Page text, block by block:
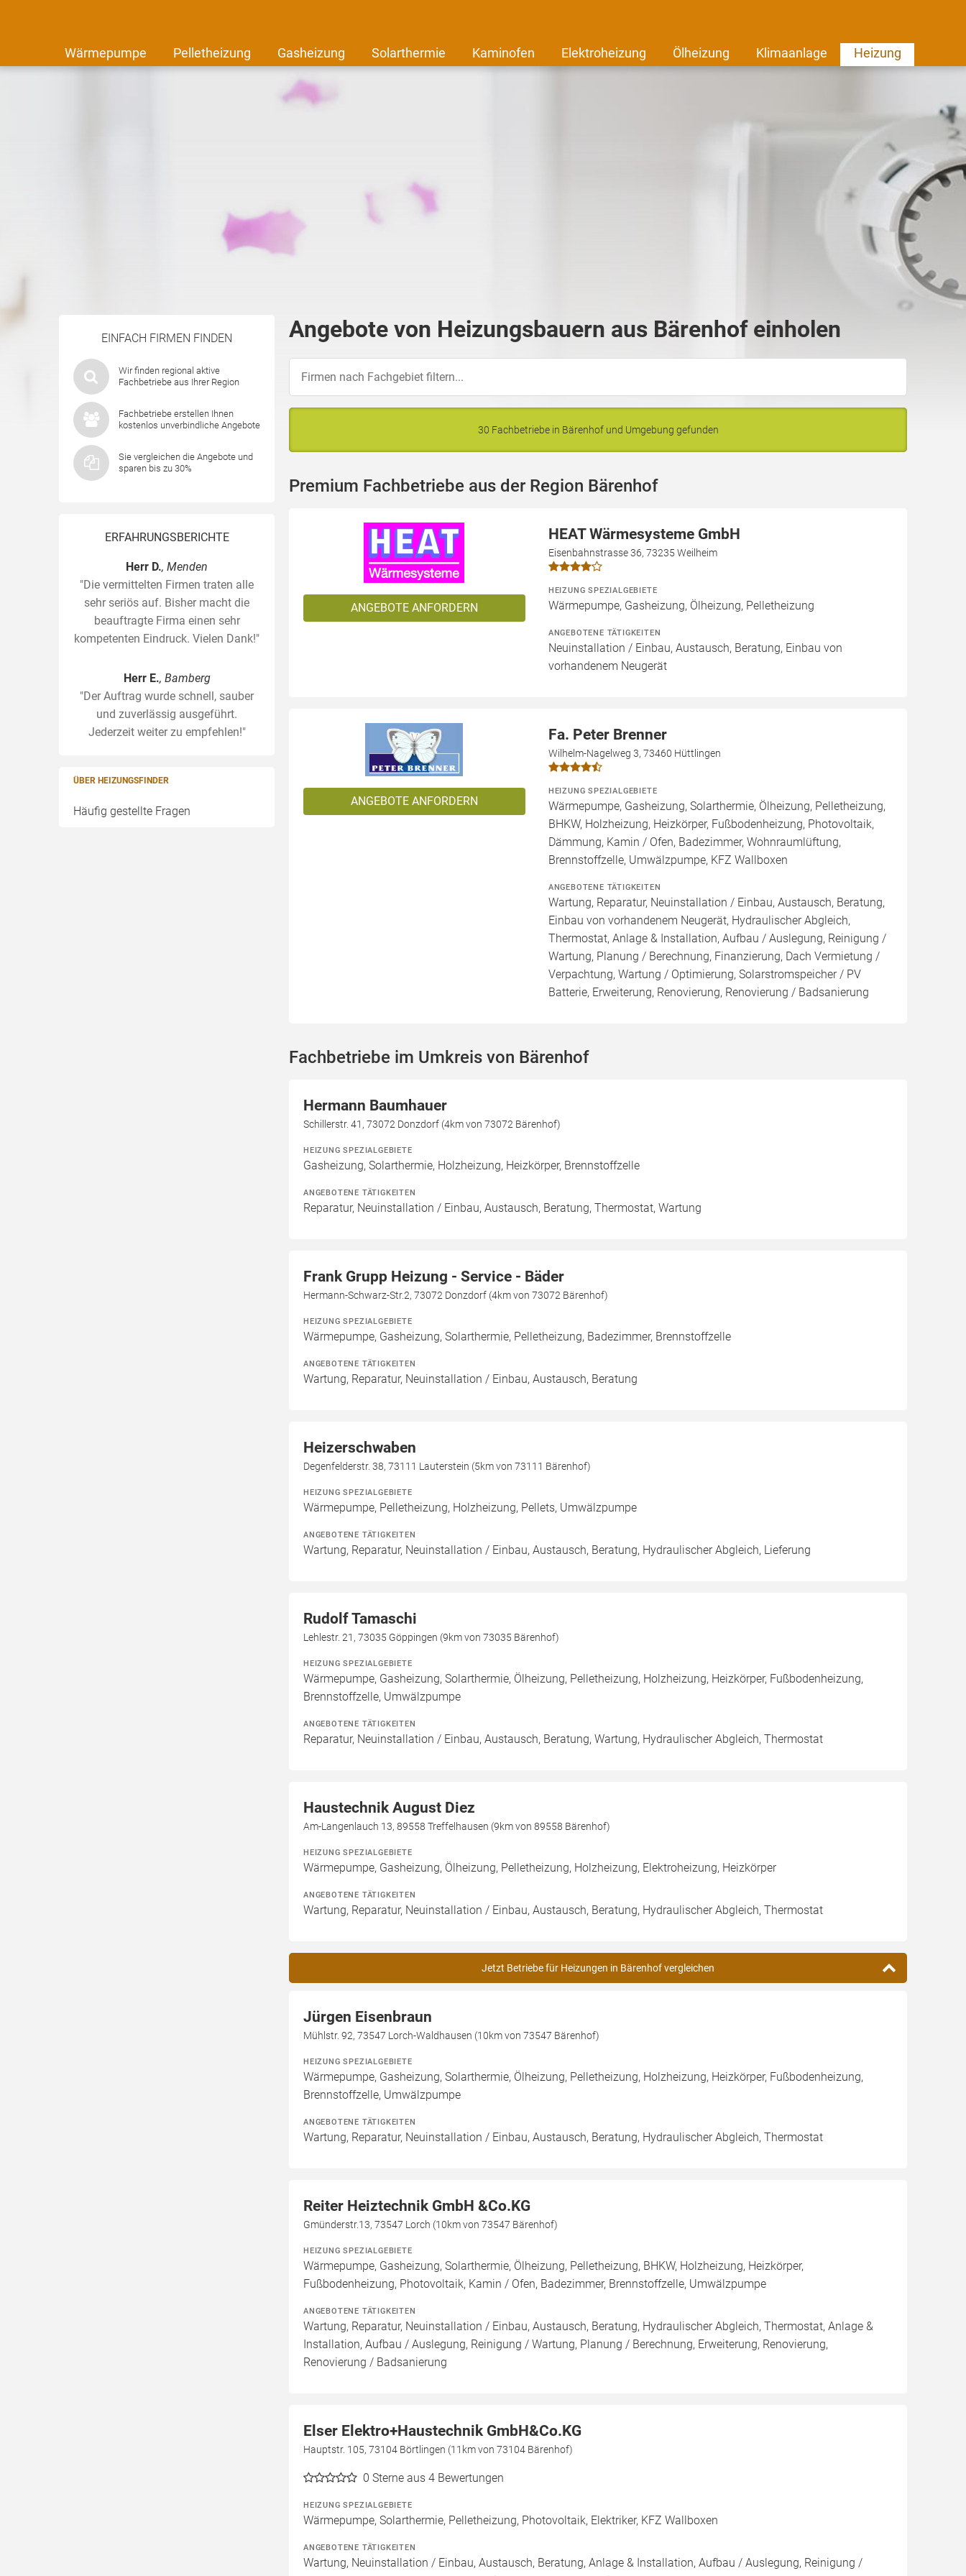
Wärmepumpe Pelletheizung Gasheizung Solarthermie Kaminofen Elektroheizung Ölheizung Klimaanlage Heizung
EINFACH FIRMEN FINDEN
Wir finden regional aktive
Fachbetriebe aus Ihrer Region
Fachbetriebe erstellen Ihnen
kostenlos unverbindliche Angebote
Sie vergleichen die Angebote und
sparen bis zu 30%
ERFAHRUNGSBERICHTE
Herr D., Menden
"Die vermittelten Firmen traten alle
sehr seriös auf. Bisher macht die
beauftragte Firma einen sehr
kompetenten Eindruck. Vielen Dank!"
Herr E., Bamberg
"Der Auftrag wurde schnell, sauber
und zuverlässig ausgeführt.
Jederzeit weiter zu empfehlen!"
ÜBER HEIZUNGSFINDER
Häufig gestellte Fragen
Angebote von Heizungsbauern aus Bärenhof einholen
30 Fachbetriebe in Bärenhof und Umgebung gefunden
Premium Fachbetriebe aus der Region Bärenhof
ANGEBOTE ANFORDERN
HEAT Wärmesysteme GmbH
Eisenbahnstrasse 36, 73235 Weilheim
HEIZUNG SPEZIALGEBIETE
Wärmepumpe, Gasheizung, Ölheizung, Pelletheizung
ANGEBOTENE TÄTIGKEITEN
Neuinstallation / Einbau, Austausch, Beratung, Einbau von
vorhandenem Neugerät
ANGEBOTE ANFORDERN
Fa. Peter Brenner
Wilhelm-Nagelweg 3, 73460 Hüttlingen
HEIZUNG SPEZIALGEBIETE
Wärmepumpe, Gasheizung, Solarthermie, Ölheizung, Pelletheizung,
BHKW, Holzheizung, Heizkörper, Fußbodenheizung, Photovoltaik,
Dämmung, Kamin / Ofen, Badezimmer, Wohnraumlüftung,
Brennstoffzelle, Umwälzpumpe, KFZ Wallboxen
ANGEBOTENE TÄTIGKEITEN
Wartung, Reparatur, Neuinstallation / Einbau, Austausch, Beratung,
Einbau von vorhandenem Neugerät, Hydraulischer Abgleich,
Thermostat, Anlage & Installation, Aufbau / Auslegung, Reinigung /
Wartung, Planung / Berechnung, Finanzierung, Dach Vermietung /
Verpachtung, Wartung / Optimierung, Solarstromspeicher / PV
Batterie, Erweiterung, Renovierung, Renovierung / Badsanierung
Fachbetriebe im Umkreis von Bärenhof
Hermann Baumhauer
Schillerstr. 41, 73072 Donzdorf (4km von 73072 Bärenhof)
HEIZUNG SPEZIALGEBIETE
Gasheizung, Solarthermie, Holzheizung, Heizkörper, Brennstoffzelle
ANGEBOTENE TÄTIGKEITEN
Reparatur, Neuinstallation / Einbau, Austausch, Beratung, Thermostat, Wartung
Frank Grupp Heizung - Service - Bäder
Hermann-Schwarz-Str.2, 73072 Donzdorf (4km von 73072 Bärenhof)
HEIZUNG SPEZIALGEBIETE
Wärmepumpe, Gasheizung, Solarthermie, Pelletheizung, Badezimmer, Brennstoffzelle
ANGEBOTENE TÄTIGKEITEN
Wartung, Reparatur, Neuinstallation / Einbau, Austausch, Beratung
Heizerschwaben
Degenfelderstr. 38, 73111 Lauterstein (5km von 73111 Bärenhof)
HEIZUNG SPEZIALGEBIETE
Wärmepumpe, Pelletheizung, Holzheizung, Pellets, Umwälzpumpe
ANGEBOTENE TÄTIGKEITEN
Wartung, Reparatur, Neuinstallation / Einbau, Austausch, Beratung, Hydraulischer Abgleich, Lieferung
Rudolf Tamaschi
Lehlestr. 21, 73035 Göppingen (9km von 73035 Bärenhof)
HEIZUNG SPEZIALGEBIETE
Wärmepumpe, Gasheizung, Solarthermie, Ölheizung, Pelletheizung, Holzheizung, Heizkörper, Fußbodenheizung,
Brennstoffzelle, Umwälzpumpe
ANGEBOTENE TÄTIGKEITEN
Reparatur, Neuinstallation / Einbau, Austausch, Beratung, Wartung, Hydraulischer Abgleich, Thermostat
Haustechnik August Diez
Am-Langenlauch 13, 89558 Treffelhausen (9km von 89558 Bärenhof)
HEIZUNG SPEZIALGEBIETE
Wärmepumpe, Gasheizung, Ölheizung, Pelletheizung, Holzheizung, Elektroheizung, Heizkörper
ANGEBOTENE TÄTIGKEITEN
Wartung, Reparatur, Neuinstallation / Einbau, Austausch, Beratung, Hydraulischer Abgleich, Thermostat
Jetzt Betriebe für Heizungen in Bärenhof vergleichen
Jürgen Eisenbraun
Mühlstr. 92, 73547 Lorch-Waldhausen (10km von 73547 Bärenhof)
HEIZUNG SPEZIALGEBIETE
Wärmepumpe, Gasheizung, Solarthermie, Ölheizung, Pelletheizung, Holzheizung, Heizkörper, Fußbodenheizung,
Brennstoffzelle, Umwälzpumpe
ANGEBOTENE TÄTIGKEITEN
Wartung, Reparatur, Neuinstallation / Einbau, Austausch, Beratung, Hydraulischer Abgleich, Thermostat
Reiter Heiztechnik GmbH &Co.KG
Gmünderstr.13, 73547 Lorch (10km von 73547 Bärenhof)
HEIZUNG SPEZIALGEBIETE
Wärmepumpe, Gasheizung, Solarthermie, Ölheizung, Pelletheizung, BHKW, Holzheizung, Heizkörper,
Fußbodenheizung, Photovoltaik, Kamin / Ofen, Badezimmer, Brennstoffzelle, Umwälzpumpe
ANGEBOTENE TÄTIGKEITEN
Wartung, Reparatur, Neuinstallation / Einbau, Austausch, Beratung, Hydraulischer Abgleich, Thermostat, Anlage &
Installation, Aufbau / Auslegung, Reinigung / Wartung, Planung / Berechnung, Erweiterung, Renovierung,
Renovierung / Badsanierung
Elser Elektro+Haustechnik GmbH&Co.KG
Hauptstr. 105, 73104 Börtlingen (11km von 73104 Bärenhof)
0 Sterne aus 4 Bewertungen
HEIZUNG SPEZIALGEBIETE
Wärmepumpe, Solarthermie, Pelletheizung, Photovoltaik, Elektriker, KFZ Wallboxen
ANGEBOTENE TÄTIGKEITEN
Wartung, Neuinstallation / Einbau, Austausch, Beratung, Anlage & Installation, Aufbau / Auslegung, Reinigung /